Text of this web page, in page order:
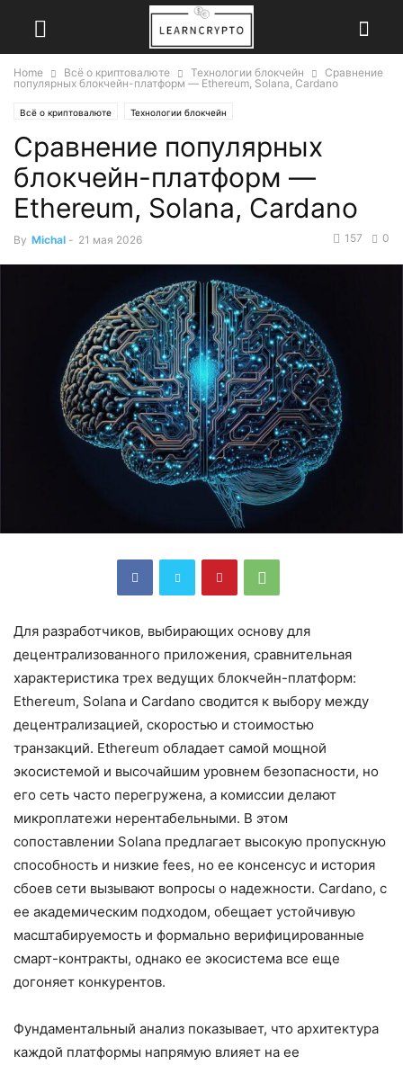
Home Всё о криптовалюте Технологии блокчейн
Сравнение
популярных блокчейн-платформ — Ethereum, Solana, Cardano
Всё о криптовалюте Технологии блокчейн
Сравнение популярных
блокчейн-платформ —
Ethereum, Solana, Cardano
By Michal - 21 мая 2026 0
157
Для разработчиков, выбирающих основу для
децентрализованного приложения, сравнительная
характеристика трех ведущих блокчейн-платформ:
Ethereum, Solana и Cardano сводится к выбору между
децентрализацией, скоростью и стоимостью
транзакций. Ethereum обладает самой мощной
экосистемой и высочайшим уровнем безопасности, но
его сеть часто перегружена, а комиссии делают
микроплатежи нерентабельными. В этом
сопоставлении Solana предлагает высокую пропускную
способность и низкие fees, но ее консенсус и история
сбоев сети вызывают вопросы о надежности. Cardano, с
ее академическим подходом, обещает устойчивую
масштабируемость и формально верифицированные
смарт-контракты, однако ее экосистема все еще
догоняет конкурентов.
Фундаментальный анализ показывает, что архитектура
каждой платформы напрямую влияет на ее